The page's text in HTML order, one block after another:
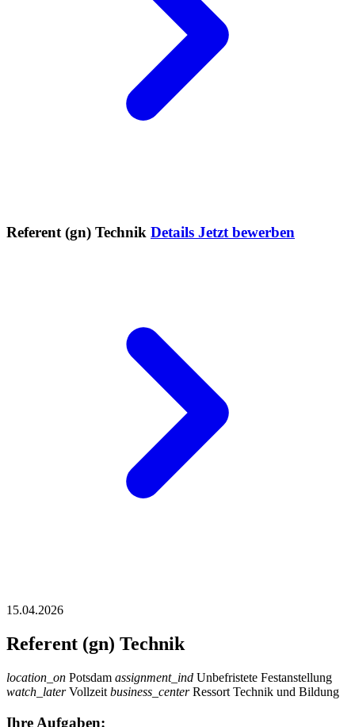
Referent (gn) Technik Details Jetzt bewerben
15.04.2026
Referent (gn) Technik
location_on Potsdam assignment_ind Unbefristete Festanstellung
watch_laterVollzeit business_centerRessort Technik und Bildung
Ihre Aufgaben: